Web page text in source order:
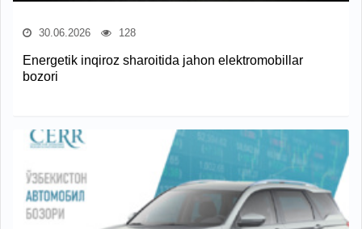
30.06.2026 128
Energetik inqiroz sharoitida jahon elektromobillar
bozori